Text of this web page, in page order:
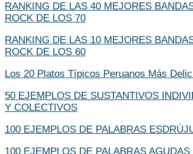
RANKING DE LAS 40 MEJORES
ROCK DE LOS 70
RANKING DE LAS 10 MEJORES
ROCK DE LOS 60
Los 20 Platos Típicos Peruanos Más
50 EJEMPLOS DE SUSTANTIVOS
Y COLECTIVOS
100 EJEMPLOS DE PALABRAS
100 EJEMPLOS DE PALABRAS AGUDAS